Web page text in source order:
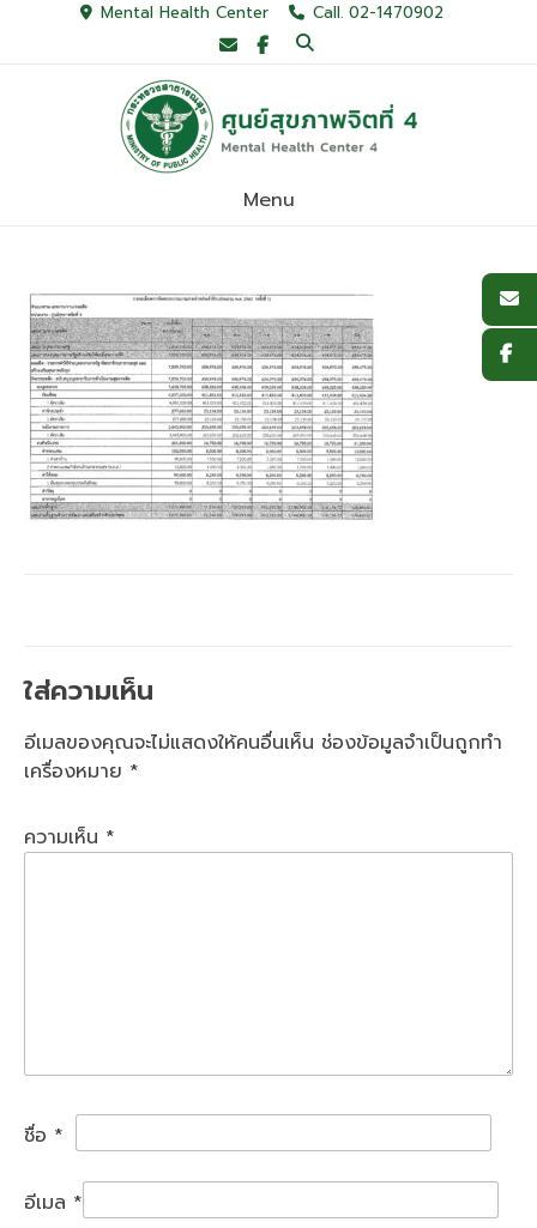
Mental Health Center Call. 02-1470902
Menu
ใส่ความเห็น
อีเมลของคุณจะไม่แสดงให้คนอื่นเห็น ช่องข้อมูลจำเป็นถูกทำ
เครื่องหมาย *
ความเห็น *
ชื่อ *
อีเมล *